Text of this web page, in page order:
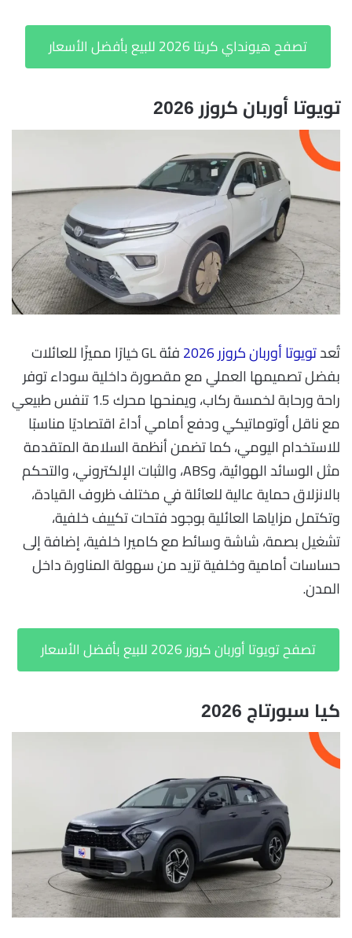
تصفح هيونداي كريتا 2026 للبيع بأفضل الأسعار
تويوتا أوربان كروزر 2026
تُعدتويوتا أوربان كروزر 2026
فئة GL خيارًا مميزًا للعائلات
بفضل تصميمها العملي مع مقصورة داخلية سوداء توفر
راحة ورحابة لخمسة ركاب، ويمنحها محرك 1.5 تنفس طبيعي
مع ناقل أوتوماتيكي ودفع أمامي أداءً اقتصاديًا مناسبًا
للاستخدام اليومي، كما تضمن أنظمة السلامة المتقدمة
مثل الوسائد الهوائية، وABS، والثبات الإلكتروني، والتحكم
بالانزلاق حماية عالية للعائلة في مختلف ظروف القيادة،
وتكتمل مزاياها العائلية بوجود فتحات تكييف خلفية،
تشغيل بصمة، شاشة وسائط مع كاميرا خلفية، إضافة إلى
حساسات أمامية وخلفية تزيد من سهولة المناورة داخل
المدن.
تصفح تويوتا أوربان كروزر 2026 للبيع بأفضل الأسعار
كيا سبورتاج 2026